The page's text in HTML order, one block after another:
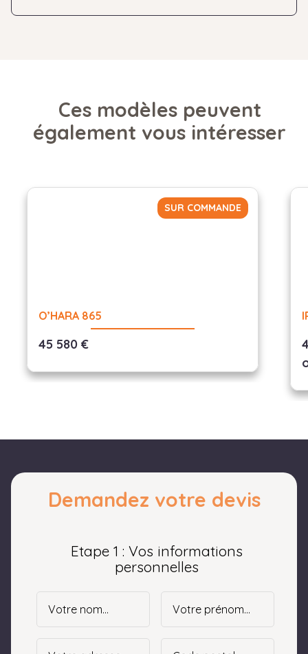
Ces modèles peuvent
également vous intéresser
SUR COMMANDE
O’HARA 865
45 580 €
Demandez votre devis
Etape 1 : Vos informations
personnelles